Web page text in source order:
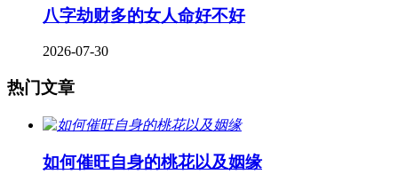
八字劫财多的女人命好不好
2026-07-30
热门文章
如何催旺自身的桃花以及姻缘